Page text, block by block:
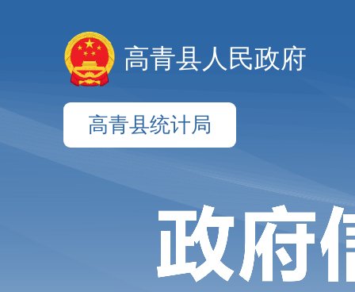
高青县人民政府
高青县统计局